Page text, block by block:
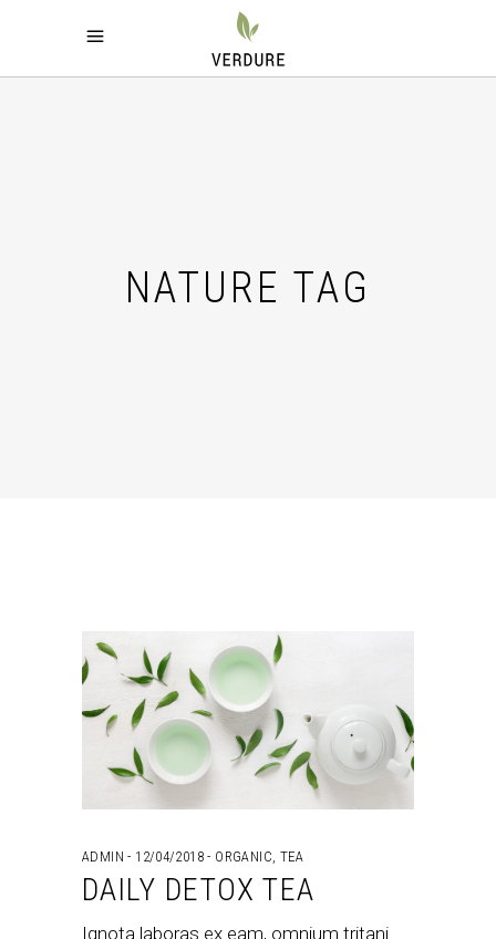
NATURE TAG
ADMIN 12/04/2018 ORGANIC TEA
DAILY DETOX TEA
Ignota laboras ex eam, omnium tritani